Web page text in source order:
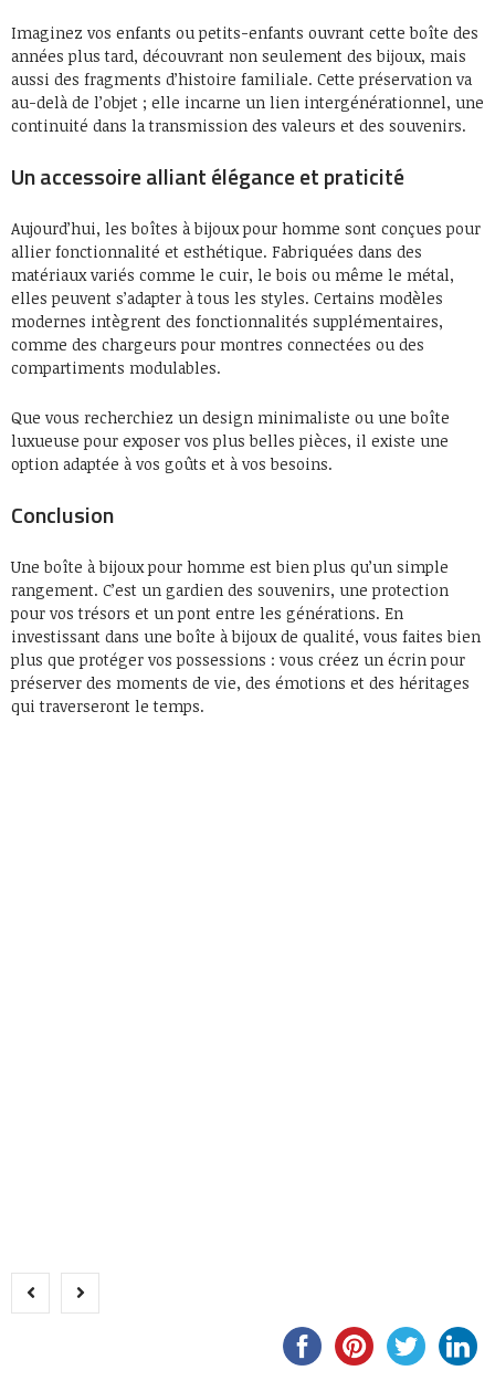
Imaginez vos enfants ou petits-enfants ouvrant cette boîte des
années plus tard, découvrant non seulement des bijoux, mais
aussi des fragments d’histoire familiale. Cette préservation va
au-delà de l’objet ; elle incarne un lien intergénérationnel, une
continuité dans la transmission des valeurs et des souvenirs.
Un accessoire alliant élégance et praticité
Aujourd’hui, les boîtes à bijoux pour homme sont conçues pour
allier fonctionnalité et esthétique. Fabriquées dans des
matériaux variés comme le cuir, le bois ou même le métal,
elles peuvent s’adapter à tous les styles. Certains modèles
modernes intègrent des fonctionnalités supplémentaires,
comme des chargeurs pour montres connectées ou des
compartiments modulables.
Que vous recherchiez un design minimaliste ou une boîte
luxueuse pour exposer vos plus belles pièces, il existe une
option adaptée à vos goûts et à vos besoins.
Conclusion
Une boîte à bijoux pour homme est bien plus qu’un simple
rangement. C’est un gardien des souvenirs, une protection
pour vos trésors et un pont entre les générations. En
investissant dans une boîte à bijoux de qualité, vous faites bien
plus que protéger vos possessions : vous créez un écrin pour
préserver des moments de vie, des émotions et des héritages
qui traverseront le temps.